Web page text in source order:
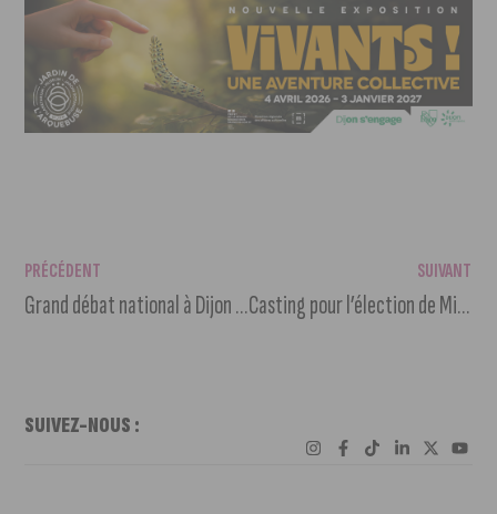
PRÉCÉDENT
Grand débat national à Dijon : un stand de proximité installé à la gare
SUIVANT
Casting pour l’élection de Miss Bourgogne 2019
SUIVEZ-NOUS :